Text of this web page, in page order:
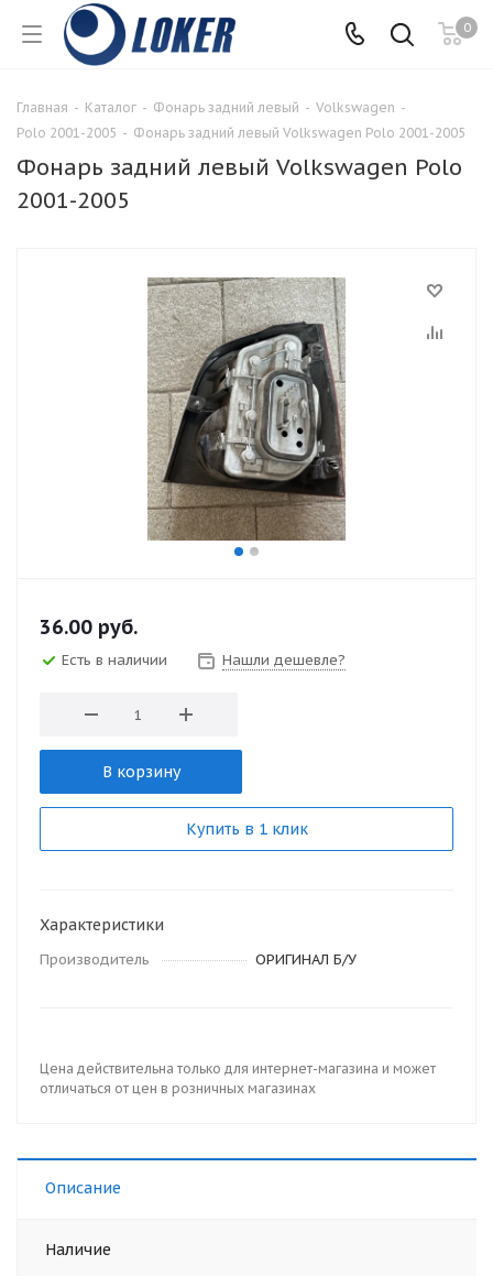
0
Главная - Каталог - Фонарь задний левый - Volkswagen -
Polo 2001-2005 - Фонарь задний левый Volkswagen Polo 2001-2005
Фонарь задний левый Volkswagen Polo
2001-2005
36.00 руб.
Есть в наличии Нашли дешевле?
В корзину
Купить в 1 клик
Характеристики
Производитель ОРИГИНАЛ Б/У
Цена действительна только для интернет-магазина и может
отличаться от цен в розничных магазинах
Описание
Наличие